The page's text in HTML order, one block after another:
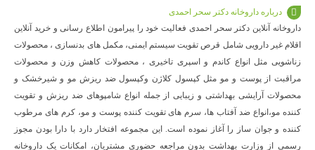
درباره داروخانه دکتر سحر احمدی
داروخانه آنلاین دکتر سحر احمدی فعالیت خود را پیرامون اطلاع رسانی و خرید آنلاین
اقلام غیر دارویی شامل قرص تقویت سیستم ایمنی، مکمل های بدنسازی ، محصولات
زناشویی مثل انواع کاندم و اسپری تاخیری ، محصولات کاهش وزن و محصولات
مراقبت از پوست و مو مثل کپسول کلاژن وکپسول ضد ریزش مو و شیرخشک و
محصولات آرایشی بهداشتی و زیبایی از جمله انواع شامپوهای ضد ریزش و تقویت
کننده مو،انواع ضد آفتاب ها، سرم های تقویت کننده پوست و مو، کرم های مرطوب
کننده و جوان ساز را آغاز نموده است. این مجموعه افتخار دارد با دارا بودن مجوز
رسمی از وزارت بهداشت بدون مراجعه حضوری مشتریان، امکانات یک داروخانه